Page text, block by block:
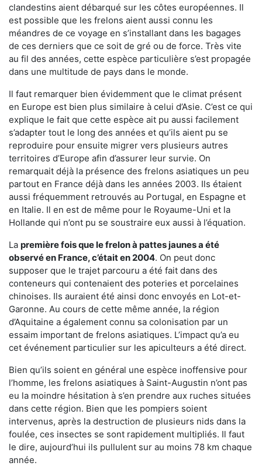
clandestins aient débarqué sur les côtes européennes. Il
est possible que les frelons aient aussi connu les
méandres de ce voyage en s’installant dans les bagages
de ces derniers que ce soit de gré ou de force. Très vite
au fil des années, cette espèce particulière s’est propagée
dans une multitude de pays dans le monde.
Il faut remarquer bien évidemment que le climat présent
en Europe est bien plus similaire à celui d’Asie. C’est ce qui
explique le fait que cette espèce ait pu aussi facilement
s’adapter tout le long des années et qu’ils aient pu se
reproduire pour ensuite migrer vers plusieurs autres
territoires d’Europe afin d’assurer leur survie. On
remarquait déjà la présence des frelons asiatiques un peu
partout en France déjà dans les années 2003. Ils étaient
aussi fréquemment retrouvés au Portugal, en Espagne et
en Italie. Il en est de même pour le Royaume-Uni et la
Hollande qui n’ont pu se soustraire eux aussi à l’équation.
La première fois que le frelon à pattes jaunes a été
observé en France, c’était en 2004. On peut donc
supposer que le trajet parcouru a été fait dans des
conteneurs qui contenaient des poteries et porcelaines
chinoises. Ils auraient été ainsi donc envoyés en Lot-et-
Garonne. Au cours de cette même année, la région
d’Aquitaine a également connu sa colonisation par un
essaim important de frelons asiatiques. L’impact qu’a eu
cet événement particulier sur les apiculteurs a été direct.
Bien qu’ils soient en général une espèce inoffensive pour
l’homme, les frelons asiatiques à Saint-Augustin n’ont pas
eu la moindre hésitation à s’en prendre aux ruches situées
dans cette région. Bien que les pompiers soient
intervenus, après la destruction de plusieurs nids dans la
foulée, ces insectes se sont rapidement multipliés. Il faut
le dire, aujourd’hui ils pullulent sur au moins 78 km chaque
année.